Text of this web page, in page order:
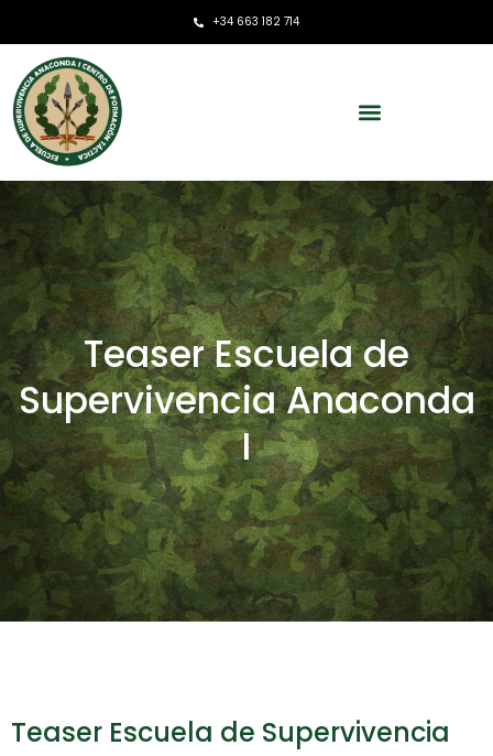
+34 663 182 714
Teaser Escuela de
Supervivencia Anaconda
I
Teaser Escuela de Supervivencia